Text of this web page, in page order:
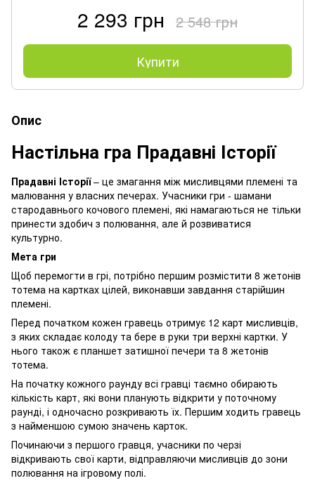
2 293 грн 2 548 грн
Купити
Опис
Настільна гра Прадавні Історії
Прадавні Історії– це змагання між мисливцями племені та
малювання у власних печерах. Учасники гри - шамани
стародавнього кочового племені, які намагаються не тільки
принести здобич з полювання, але й розвиватися
культурно.
Мета гри
Щоб перемогти в грі, потрібно першим розмістити 8 жетонів
тотема на картках цілей, виконавши завдання старійшин
племені.
Перед початком кожен гравець отримує 12 карт мисливців,
з яких складає колоду та бере в руки три верхні картки. У
нього також є планшет затишної печери та 8 жетонів
тотема.
На початку кожного раунду всі гравці таємно обирають
кількість карт, які вони планують відкрити у поточному
раунді, і одночасно розкривають їх. Першим ходить гравець
з найменшою сумою значень карток.
Починаючи з першого гравця, учасники по черзі
відкривають свої карти, відправляючи мисливців до зони
полювання на ігровому полі.